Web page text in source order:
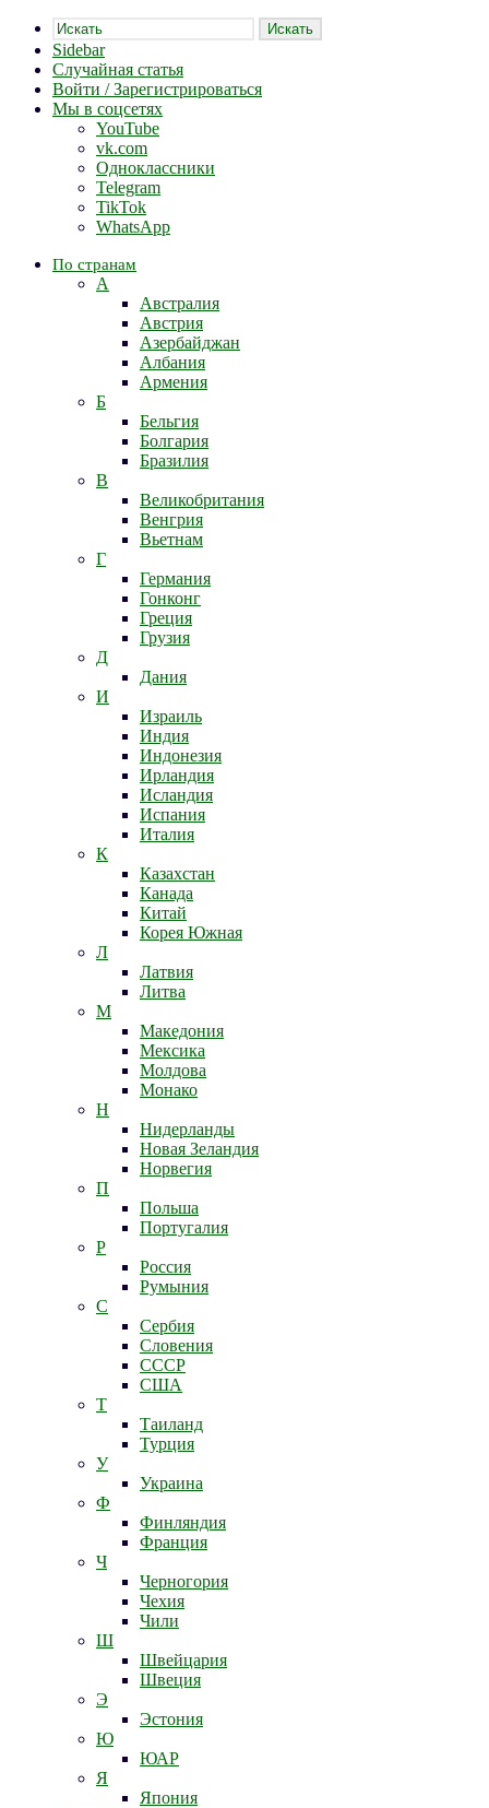
Искать
Sidebar
Случайная статья
Войти / Зарегистрироваться
Мы в соцсетях
YouTube
vk.com
Одноклассники
Telegram
TikTok
WhatsApp
По странам
А
Австралия
Австрия
Азербайджан
Албания
Армения
Б
Бельгия
Болгария
Бразилия
В
Великобритания
Венгрия
Вьетнам
Г
Германия
Гонконг
Греция
Грузия
Д
Дания
И
Израиль
Индия
Индонезия
Ирландия
Исландия
Испания
Италия
К
Казахстан
Канада
Китай
Корея Южная
Л
Латвия
Литва
М
Македония
Мексика
Молдова
Монако
Н
Нидерланды
Новая Зеландия
Норвегия
П
Польша
Португалия
Р
Россия
Румыния
С
Сербия
Словения
СССР
США
Т
Таиланд
Турция
У
Украина
Ф
Финляндия
Франция
Ч
Черногория
Чехия
Чили
Ш
Швейцария
Швеция
Э
Эстония
Ю
ЮАР
Я
Япония